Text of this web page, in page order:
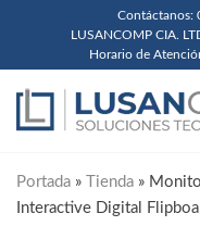
content
Contáctanos:
LUSANCOMP CIA.
Horario de
Portada » Tienda »
Interactive Digital